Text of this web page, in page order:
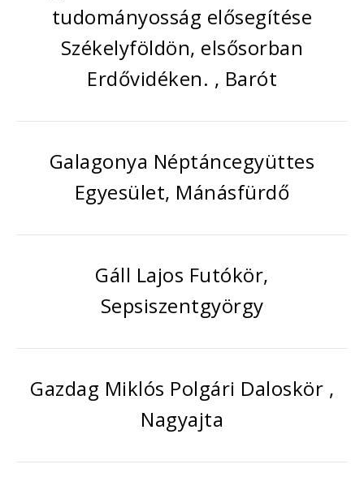
tudományosság elősegítése
Székelyföldön, elsősorban
Erdővidéken. , Barót
Galagonya Néptáncegyüttes
Egyesület, Mánásfürdő
Gáll Lajos Futókör,
Sepsiszentgyörgy
Gazdag Miklós Polgári Daloskör ,
Nagyajta